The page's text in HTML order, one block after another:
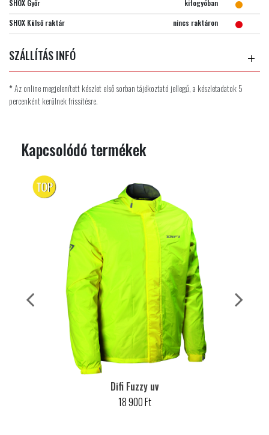
SHOX Győr
kifogyóban
SHOX Külső raktár
nincs raktáron
SZÁLLÍTÁS INFÓ
*Az online megjelenített készlet első sorban tájékoztató jellegű, a készletadatok 5
percenként kerülnek frissítésre.
Kapcsolódó termékek
TOP
Difi Fuzzy uv
18 900 Ft